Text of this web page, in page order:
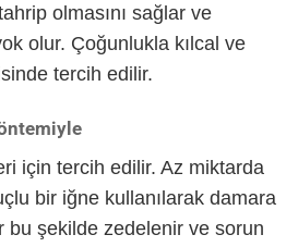
olmasını sağlar ve
olur. Çoğunlukla kılcal ve
tercih edilir.
için tercih edilir. Az miktarda
bir iğne kullanılarak damara
bu şekilde zedelenir ve sorun